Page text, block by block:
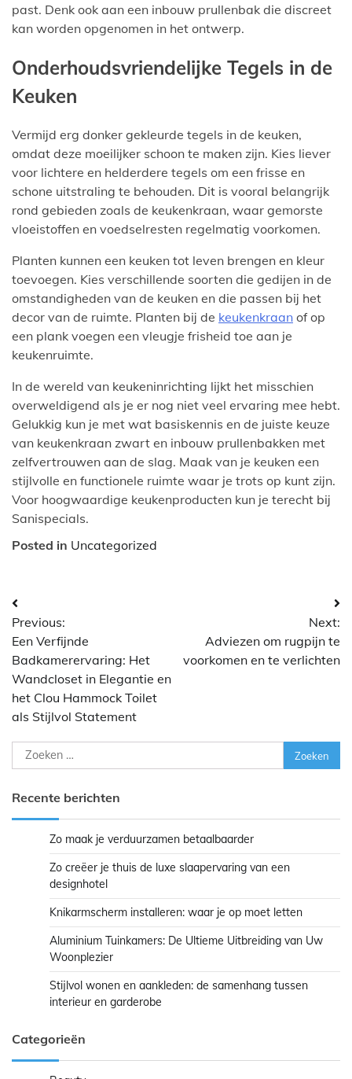
past. Denk ook aan een inbouw prullenbak die discreet
kan worden opgenomen in het ontwerp.
Onderhoudsvriendelijke Tegels in de
Keuken
Vermijd erg donker gekleurde tegels in de keuken,
omdat deze moeilijker schoon te maken zijn. Kies liever
voor lichtere en helderdere tegels om een frisse en
schone uitstraling te behouden. Dit is vooral belangrijk
rond gebieden zoals de keukenkraan, waar gemorste
vloeistoffen en voedselresten regelmatig voorkomen.
Planten kunnen een keuken tot leven brengen en kleur
toevoegen. Kies verschillende soorten die gedijen in de
omstandigheden van de keuken en die passen bij het
decor van de ruimte. Planten bij de keukenkraan of op
een plank voegen een vleugje frisheid toe aan je
keukenruimte.
In de wereld van keukeninrichting lijkt het misschien
overweldigend als je er nog niet veel ervaring mee hebt.
Gelukkig kun je met wat basiskennis en de juiste keuze
van keukenkraan zwart en inbouw prullenbakken met
zelfvertrouwen aan de slag. Maak van je keuken een
stijlvolle en functionele ruimte waar je trots op kunt zijn.
Voor hoogwaardige keukenproducten kun je terecht bij
Sanispecials.
Posted in Uncategorized
Bericht
navigatie
Previous:
Een Verfijnde
Badkamerervaring: Het
Wandcloset in Elegantie en
het Clou Hammock Toilet
als Stijlvol Statement
Next:
Adviezen om rugpijn te
voorkomen en te verlichten
Zoeken
naar:
Recente berichten
Zo maak je verduurzamen betaalbaarder
Zo creëer je thuis de luxe slaapervaring van een
designhotel
Knikarmscherm installeren: waar je op moet letten
Aluminium Tuinkamers: De Ultieme Uitbreiding van Uw
Woonplezier
Stijlvol wonen en aankleden: de samenhang tussen
interieur en garderobe
Categorieën